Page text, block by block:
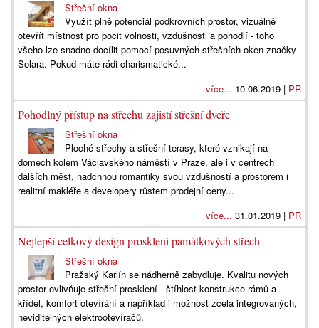
Střešní okna
Využít plně potenciál podkrovních prostor, vizuálně
otevřít místnost pro pocit volnosti, vzdušnosti a pohodlí - toho
všeho lze snadno docílit pomocí posuvných střešních oken značky
Solara. Pokud máte rádi charismatické...
více... 10.06.2019 | PR
Pohodlný přístup na střechu zajistí střešní dveře
Střešní okna
Ploché střechy a střešní terasy, které vznikají na
domech kolem Václavského náměstí v Praze, ale i v centrech
dalších měst, nadchnou romantiky svou vzdušností a prostorem i
realitní makléře a developery růstem prodejní ceny...
více... 31.01.2019 | PR
Nejlepší celkový design prosklení památkových střech
Střešní okna
Pražský Karlín se nádherně zabydluje. Kvalitu nových
prostor ovlivňuje střešní prosklení - štíhlost konstrukce rámů a
křídel, komfort otevírání a například i možnost zcela integrovaných,
neviditelných elektrootevíračů.